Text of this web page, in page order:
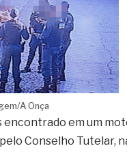
A Onça
encontrado em um
Conselho Tutelar,